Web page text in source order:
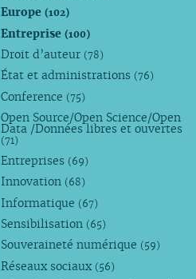
Europe(102)
Entreprise(100)
Droit d’auteur (78)
État et administrations (76)
Conference (75)
Open Source/Open Science/Open
Data /Données libres et ouvertes
(71)
Entreprises (69)
Innovation (68)
Informatique (67)
Sensibilisation (65)
Souveraineté numérique (59)
Réseaux sociaux (56)